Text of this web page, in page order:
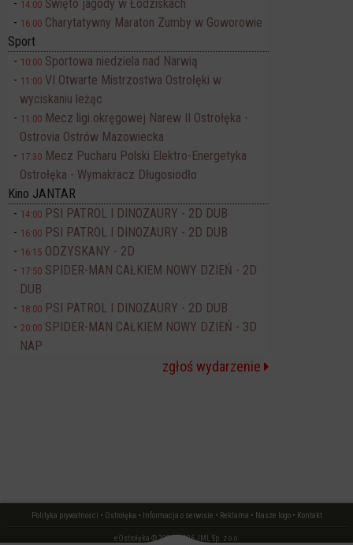
14:00 Święto jagody w Łodziskach
16:00 Charytatywny Maraton Zumby w Goworowie
Sport
10:00 Sportowa niedziela nad Narwią
11:00 VI Otwarte Mistrzostwa Ostrołęki w
wyciskaniu leżąc
11:00 Mecz ligi okręgowej Narew II Ostrołęka -
Ostrovia Ostrów Mazowiecka
17:30 Mecz Pucharu Polski Elektro-Energetyka
Ostrołęka - Wymakracz Długosiodło
Kino JANTAR
14:00 PSI PATROL I DINOZAURY - 2D DUB
16:00 PSI PATROL I DINOZAURY - 2D DUB
16:15 ODZYSKANY - 2D
17:50 SPIDER-MAN CAŁKIEM NOWY DZIEŃ - 2D
DUB
18:00 PSI PATROL I DINOZAURY - 2D DUB
20:00 SPIDER-MAN CAŁKIEM NOWY DZIEŃ - 3D
NAP
zgłoś wydarzenie
Polityka prywatności • Ostrołęka • Informacja o serwisie • Reklama • Nasze logo• Kontakt
eOstrołęka © 2006 - 2026 JML Sp. z o.o.